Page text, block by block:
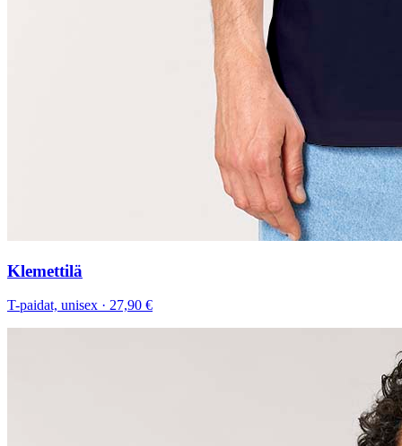
Klemettilä
T-paidat, unisex · 27,90 €